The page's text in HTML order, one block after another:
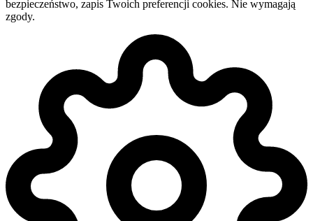
bezpieczeństwo, zapis Twoich preferencji cookies. Nie wymagają
zgody.